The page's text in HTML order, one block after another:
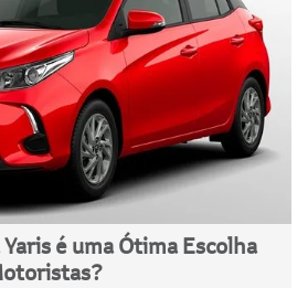
é uma Ótima Escolha